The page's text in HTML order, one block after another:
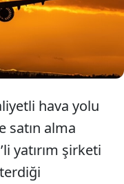
ilgi odağı oldu.
hava yolu
satın alma
yatırım şirketi